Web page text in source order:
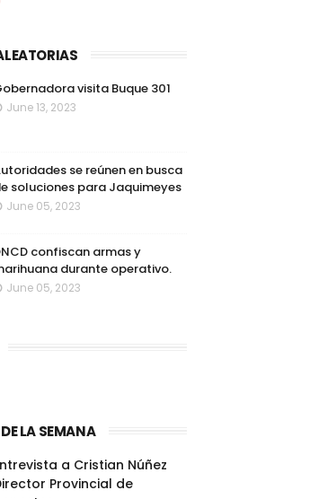
visita Buque 301
June 13, 2023
se reúnen en busca
soluciones para Jaquimeyes
June 05, 2023
confiscan armas y
durante operativo.
June 05, 2023
LA SEMANA
a Cristian Núñez
Provincial de